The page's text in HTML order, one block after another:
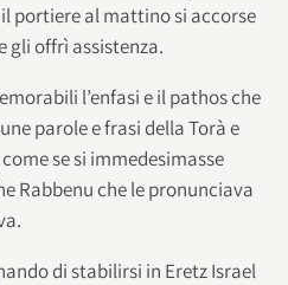
portiere al mattino si accorse
gli offrì assistenza.
l’enfasi e il pathos che
parole e frasi della Torà e
se si immedesimasse
Rabbenu che le pronunciava
di stabilirsi in Eretz Israel